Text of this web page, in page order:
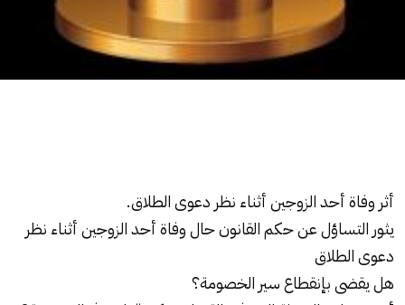
أثر وفاة أحد الزوجين أثناء نظر دعوى الطلاق.
يثور التساؤل عن حكم القانون حال وفاة أحد الزوجين أثناء نظر
دعوىالطلاق
هل يقضى بإنقطاع سير الخصومة؟